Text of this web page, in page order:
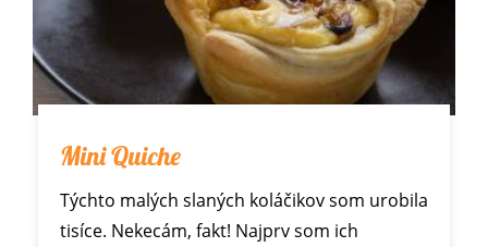
Mini Quiche
Týchto malých slaných koláčikov som urobila
tisíce. Nekecám, fakt! Najprv som ich